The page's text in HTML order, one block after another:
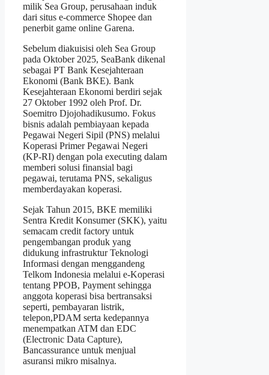
milik Sea Group, perusahaan induk
dari situs e-commerce Shopee dan
penerbit game online Garena.
Sebelum diakuisisi oleh Sea Group
pada Oktober 2025, SeaBank dikenal
sebagai PT Bank Kesejahteraan
Ekonomi (Bank BKE). Bank
Kesejahteraan Ekonomi berdiri sejak
27 Oktober 1992 oleh Prof. Dr.
Soemitro Djojohadikusumo. Fokus
bisnis adalah pembiayaan kepada
Pegawai Negeri Sipil (PNS) melalui
Koperasi Primer Pegawai Negeri
(KP-RI) dengan pola executing dalam
memberi solusi finansial bagi
pegawai, terutama PNS, sekaligus
memberdayakan koperasi.
Sejak Tahun 2015, BKE memiliki
Sentra Kredit Konsumer (SKK), yaitu
semacam credit factory untuk
pengembangan produk yang
didukung infrastruktur Teknologi
Informasi dengan menggandeng
Telkom Indonesia melalui e-Koperasi
tentang PPOB, Payment sehingga
anggota koperasi bisa bertransaksi
seperti, pembayaran listrik,
telepon,PDAM serta kedepannya
menempatkan ATM dan EDC
(Electronic Data Capture),
Bancassurance untuk menjual
asuransi mikro misalnya.